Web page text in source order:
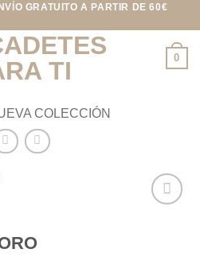
GRATUITO A PARTIR DE 60€
0
COLECCIÓN